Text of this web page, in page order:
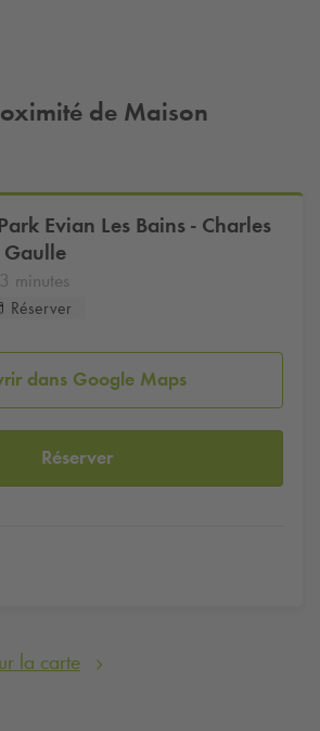
et d’expositions.
de Maison
Evian Les Bains - Charles
Gaulle
3 minutes
Réserver
dans Google Maps
Réserver
la carte